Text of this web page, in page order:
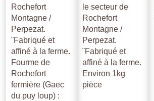
Rochefort
Montagne /
Perpezat.
¨Fabriqué et
affiné à la ferme.
Fourme de
Rochefort
fermière (Gaec
du puy loup) :
le secteur de
Rochefort
Montagne /
Perpezat.
¨Fabriqué et
affiné à la ferme.
Environ 1kg
pièce